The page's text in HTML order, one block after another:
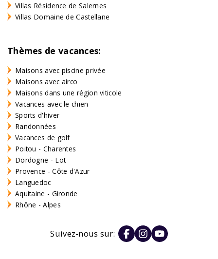
Villas Résidence de Salernes
Villas Domaine de Castellane
Thèmes de vacances:
Maisons avec piscine privée
Maisons avec airco
Maisons dans une région viticole
Vacances avec le chien
Sports d'hiver
Randonnées
Vacances de golf
Poitou - Charentes
Dordogne - Lot
Provence - Côte d'Azur
Languedoc
Aquitaine - Gironde
Rhône - Alpes
Suivez-nous sur: